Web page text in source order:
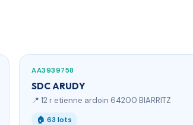
AA3939758
SDC ARUDY
📍 12 r etienne ardoin 64200 BIARRITZ
🏠 63 lots